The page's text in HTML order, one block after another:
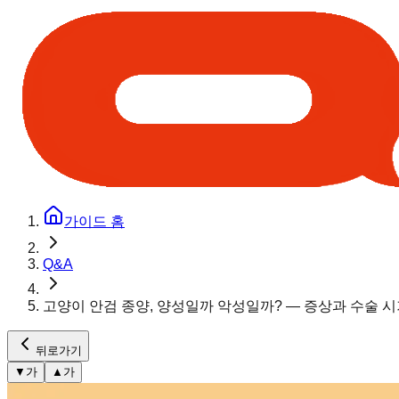
가이드 홈
Q&A
고양이 안검 종양, 양성일까 악성일까? — 증상과 수술
뒤로가기
▼ 가 ▲ 가